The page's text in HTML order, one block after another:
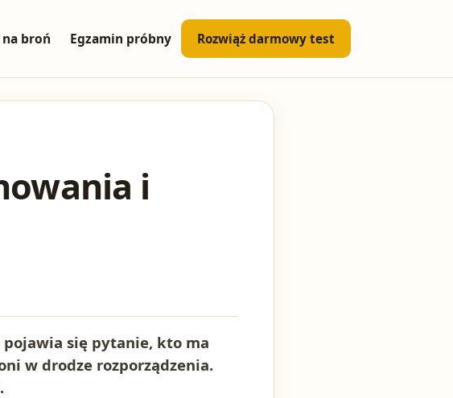
broń Egzamin próbny Rozwiąż darmowy test
i
się pytanie, kto ma
w drodze rozporządzenia.